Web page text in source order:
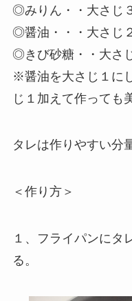
◎みりん・・大さじ
◎醤油・・・大さじ
◎きび砂糖・・大さ
※醤油を大さじ１に
じ１加えて作っても
タレは作りやすい分
＜作り方＞
１、フライパンにタ
る。